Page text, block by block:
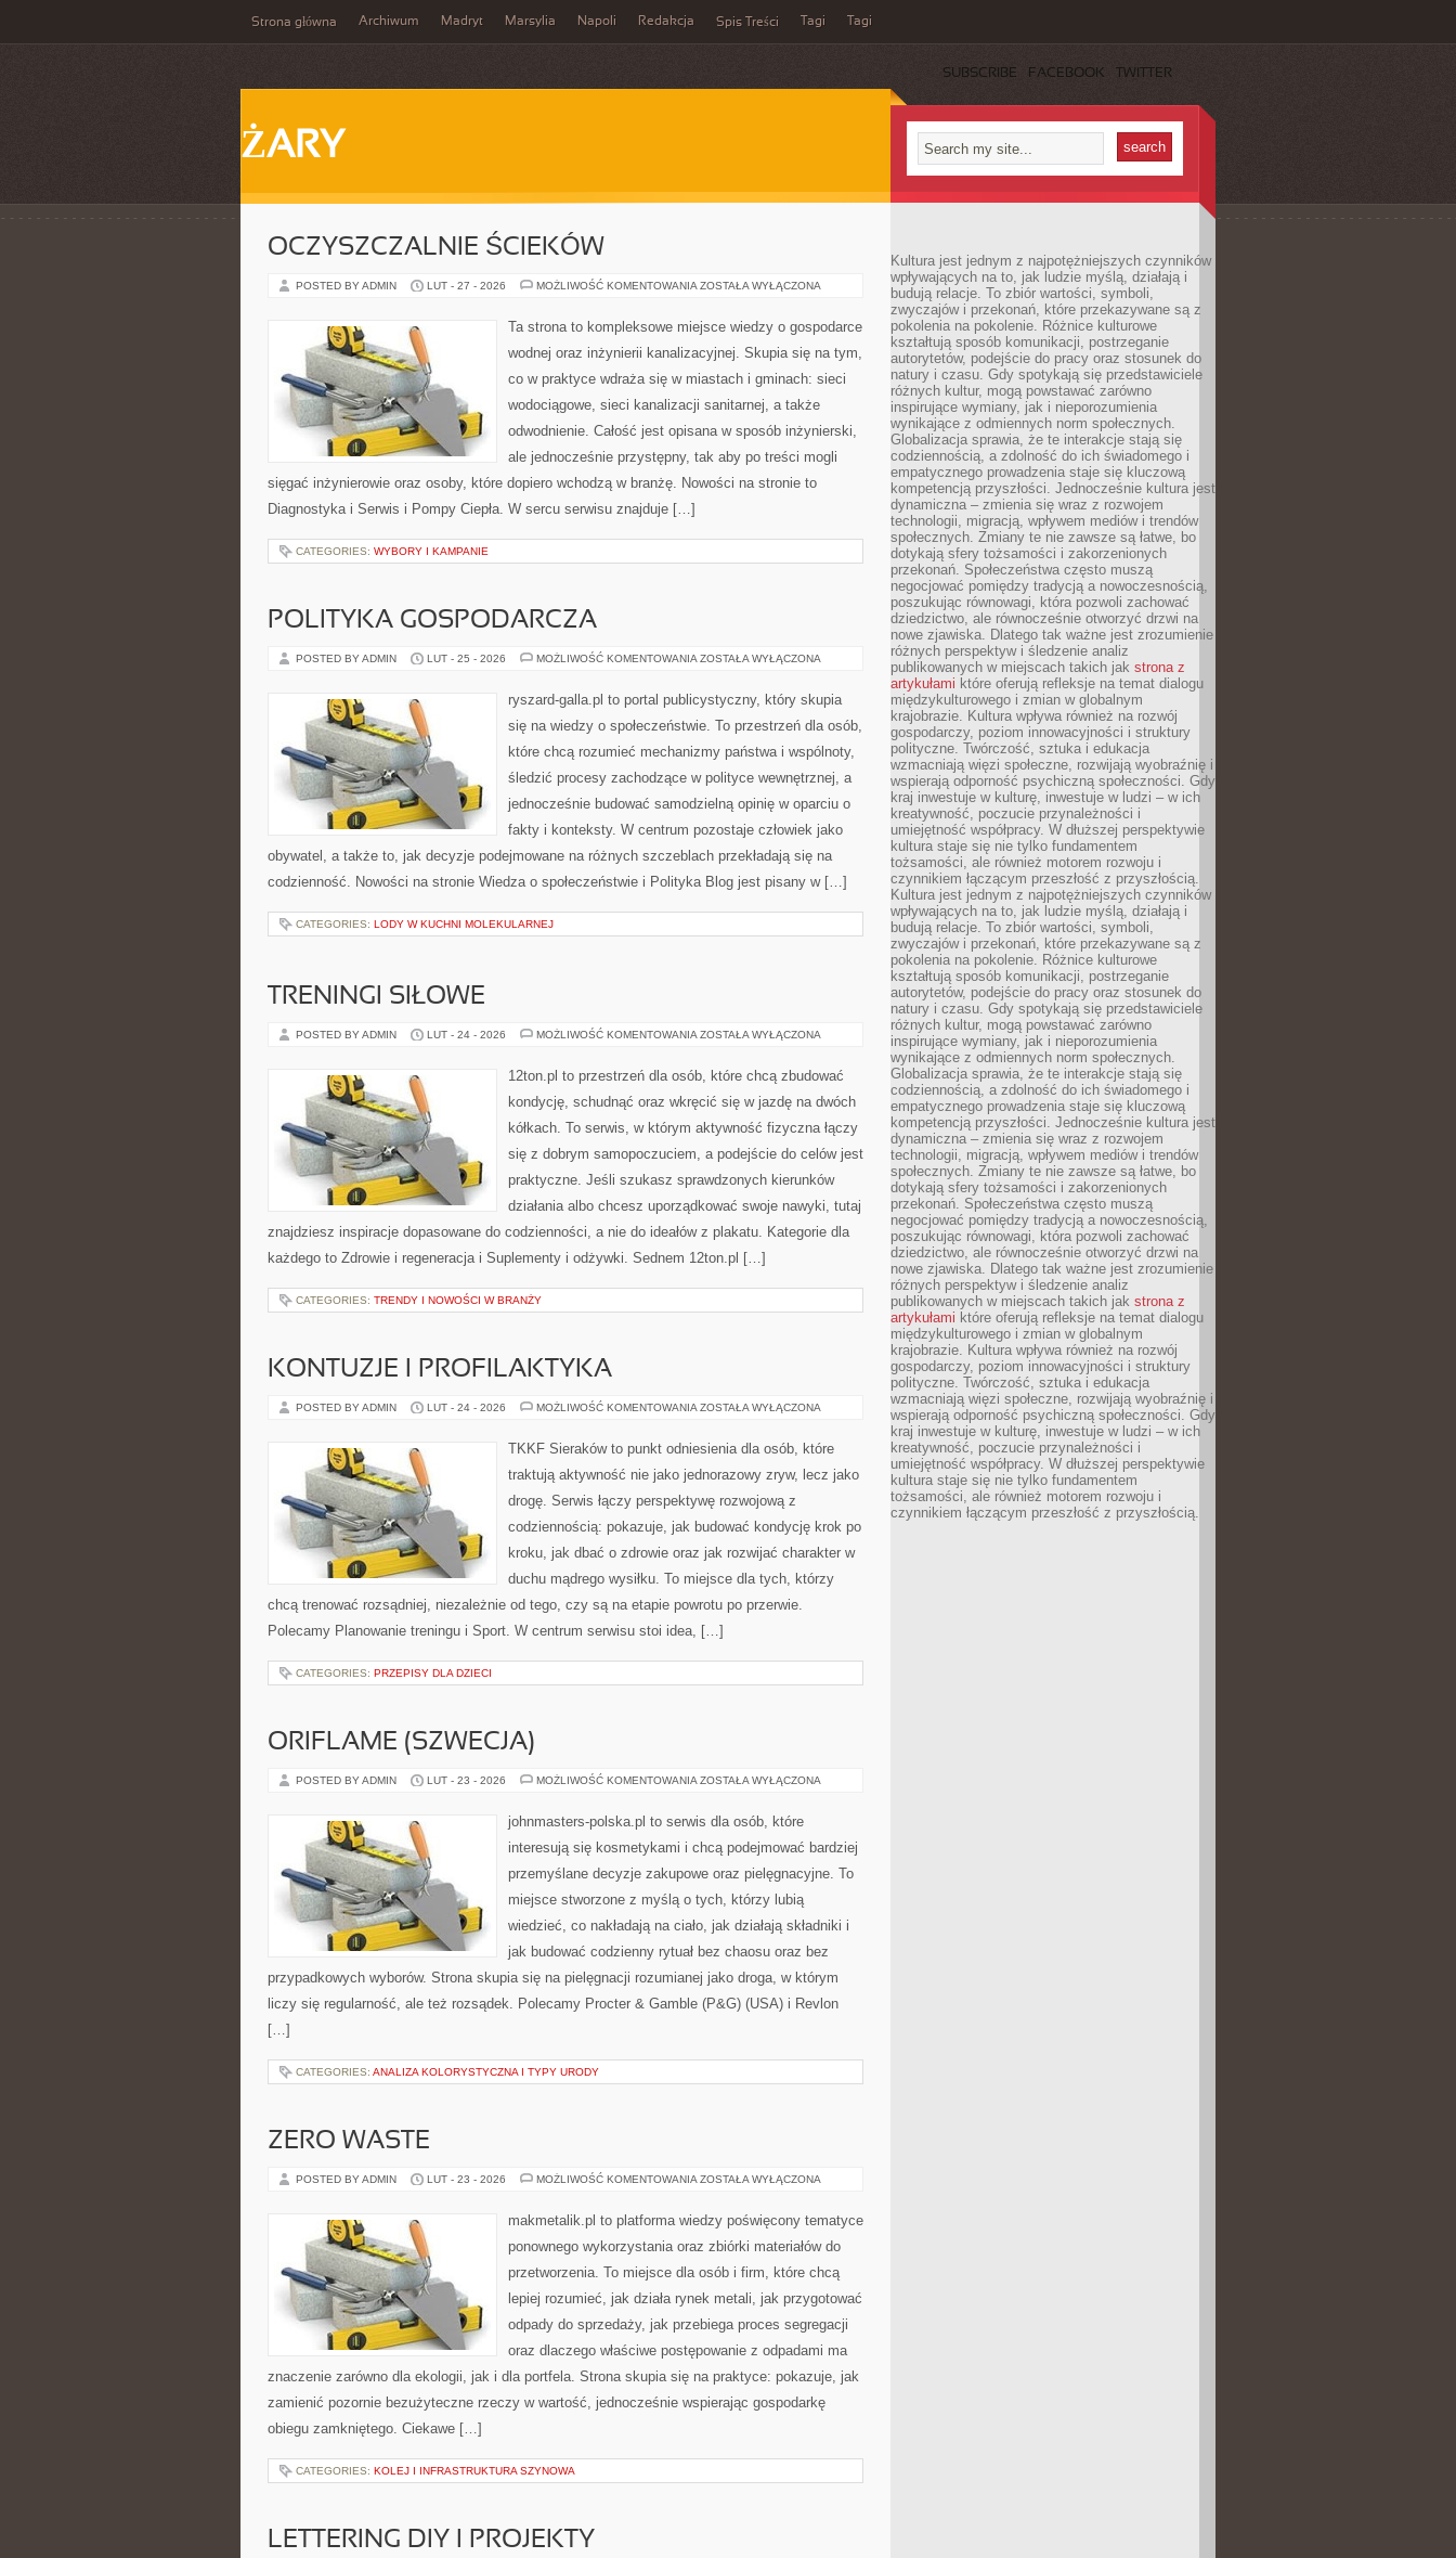
Strona główna Archiwum Madryt Marsylia Napoli Redakcja Spis Treści Tagi Tagi
SUBSCRIBE FACEBOOK TWITTER
ŻARY
OCZYSZCZALNIE ŚCIEKÓW
POSTED BY ADMIN LUT - 27 - 2026 MOŻLIWOŚĆ KOMENTOWANIA OCZYSZCZALNIE
ZOSTAŁA WYŁĄCZONA
Ta strona to kompleksowe miejsce wiedzy o gospodarce
wodnej oraz inżynierii kanalizacyjnej. Skupia się na tym,
co w praktyce wdraża się w miastach i gminach: sieci
wodociągowe, sieci kanalizacji sanitarnej, a także
odwodnienie. Całość jest opisana w sposób inżynierski,
ale jednocześnie przystępny, tak aby po treści mogli
sięgać inżynierowie oraz osoby, które dopiero wchodzą w branżę. Nowości na stronie to
Diagnostyka i Serwis i Pompy Ciepła. W sercu serwisu znajduje […]
CATEGORIES: WYBORY I KAMPANIE
POLITYKA GOSPODARCZA
POSTED BY ADMIN LUT - 25 - 2026 MOŻLIWOŚĆ KOMENTOWANIA POLITYKA
ZOSTAŁA WYŁĄCZONA
ryszard-galla.pl to portal publicystyczny, który skupia
się na wiedzy o społeczeństwie. To przestrzeń dla osób,
które chcą rozumieć mechanizmy państwa i wspólnoty,
śledzić procesy zachodzące w polityce wewnętrznej, a
jednocześnie budować samodzielną opinię w oparciu o
fakty i konteksty. W centrum pozostaje człowiek jako
obywatel, a także to, jak decyzje podejmowane na różnych szczeblach przekładają się na
codzienność. Nowości na stronie Wiedza o społeczeństwie i Polityka Blog jest pisany w […]
CATEGORIES: LODY W KUCHNI MOLEKULARNEJ
TRENINGI SIŁOWE
POSTED BY ADMIN LUT - 24 - 2026 MOŻLIWOŚĆ KOMENTOWANIA TRENINGI
ZOSTAŁA WYŁĄCZONA
12ton.pl to przestrzeń dla osób, które chcą zbudować
kondycję, schudnąć oraz wkręcić się w jazdę na dwóch
kółkach. To serwis, w którym aktywność fizyczna łączy
się z dobrym samopoczuciem, a podejście do celów jest
praktyczne. Jeśli szukasz sprawdzonych kierunków
działania albo chcesz uporządkować swoje nawyki, tutaj
znajdziesz inspiracje dopasowane do codzienności, a nie do ideałów z plakatu. Kategorie dla
każdego to Zdrowie i regeneracja i Suplementy i odżywki. Sednem 12ton.pl […]
CATEGORIES: TRENDY I NOWOŚCI W BRANŻY
KONTUZJE I PROFILAKTYKA
POSTED BY ADMIN LUT - 24 - 2026 MOŻLIWOŚĆ KOMENTOWANIA KONTUZJE
ZOSTAŁA WYŁĄCZONA
TKKF Sieraków to punkt odniesienia dla osób, które
traktują aktywność nie jako jednorazowy zryw, lecz jako
drogę. Serwis łączy perspektywę rozwojową z
codziennością: pokazuje, jak budować kondycję krok po
kroku, jak dbać o zdrowie oraz jak rozwijać charakter w
duchu mądrego wysiłku. To miejsce dla tych, którzy
chcą trenować rozsądniej, niezależnie od tego, czy są na etapie powrotu po przerwie.
Polecamy Planowanie treningu i Sport. W centrum serwisu stoi idea, […]
CATEGORIES: PRZEPISY DLA DZIECI
ORIFLAME (SZWECJA)
POSTED BY ADMIN LUT - 23 - 2026 MOŻLIWOŚĆ KOMENTOWANIA ORIFLAME
ZOSTAŁA WYŁĄCZONA
johnmasters-polska.pl to serwis dla osób, które
interesują się kosmetykami i chcą podejmować bardziej
przemyślane decyzje zakupowe oraz pielęgnacyjne. To
miejsce stworzone z myślą o tych, którzy lubią
wiedzieć, co nakładają na ciało, jak działają składniki i
jak budować codzienny rytuał bez chaosu oraz bez
przypadkowych wyborów. Strona skupia się na pielęgnacji rozumianej jako droga, w którym
liczy się regularność, ale też rozsądek. Polecamy Procter & Gamble (P&G) (USA) i Revlon
[…]
CATEGORIES: ANALIZA KOLORYSTYCZNA I TYPY URODY
ZERO WASTE
POSTED BY ADMIN LUT - 23 - 2026 MOŻLIWOŚĆ KOMENTOWANIA ZERO
ZOSTAŁA WYŁĄCZONA
makmetalik.pl to platforma wiedzy poświęcony tematyce
ponownego wykorzystania oraz zbiórki materiałów do
przetworzenia. To miejsce dla osób i firm, które chcą
lepiej rozumieć, jak działa rynek metali, jak przygotować
odpady do sprzedaży, jak przebiega proces segregacji
oraz dlaczego właściwe postępowanie z odpadami ma
znaczenie zarówno dla ekologii, jak i dla portfela. Strona skupia się na praktyce: pokazuje, jak
zamienić pozornie bezużyteczne rzeczy w wartość, jednocześnie wspierając gospodarkę
obiegu zamkniętego. Ciekawe […]
CATEGORIES: KOLEJ I INFRASTRUKTURA SZYNOWA
LETTERING DIY I PROJEKTY
Kultura jest jednym z najpotężniejszych czynników
wpływających na to, jak ludzie myślą, działają i
budują relacje. To zbiór wartości, symboli,
zwyczajów i przekonań, które przekazywane są z
pokolenia na pokolenie. Różnice kulturowe
kształtują sposób komunikacji, postrzeganie
autorytetów, podejście do pracy oraz stosunek do
natury i czasu. Gdy spotykają się przedstawiciele
różnych kultur, mogą powstawać zarówno
inspirujące wymiany, jak i nieporozumienia
wynikające z odmiennych norm społecznych.
Globalizacja sprawia, że te interakcje stają się
codziennością, a zdolność do ich świadomego i
empatycznego prowadzenia staje się kluczową
kompetencją przyszłości. Jednocześnie kultura jest
dynamiczna – zmienia się wraz z rozwojem
technologii, migracją, wpływem mediów i trendów
społecznych. Zmiany te nie zawsze są łatwe, bo
dotykają sfery tożsamości i zakorzenionych
przekonań. Społeczeństwa często muszą
negocjować pomiędzy tradycją a nowoczesnością,
poszukując równowagi, która pozwoli zachować
dziedzictwo, ale równocześnie otworzyć drzwi na
nowe zjawiska. Dlatego tak ważne jest zrozumienie
różnych perspektyw i śledzenie analiz
publikowanych w miejscach takich jak strona z
artykułami które oferują refleksje na temat dialogu
międzykulturowego i zmian w globalnym
krajobrazie. Kultura wpływa również na rozwój
gospodarczy, poziom innowacyjności i struktury
polityczne. Twórczość, sztuka i edukacja
wzmacniają więzi społeczne, rozwijają wyobraźnię i
wspierają odporność psychiczną społeczności. Gdy
kraj inwestuje w kulturę, inwestuje w ludzi – w ich
kreatywność, poczucie przynależności i
umiejętność współpracy. W dłuższej perspektywie
kultura staje się nie tylko fundamentem
tożsamości, ale również motorem rozwoju i
czynnikiem łączącym przeszłość z przyszłością.
Kultura jest jednym z najpotężniejszych czynników
wpływających na to, jak ludzie myślą, działają i
budują relacje. To zbiór wartości, symboli,
zwyczajów i przekonań, które przekazywane są z
pokolenia na pokolenie. Różnice kulturowe
kształtują sposób komunikacji, postrzeganie
autorytetów, podejście do pracy oraz stosunek do
natury i czasu. Gdy spotykają się przedstawiciele
różnych kultur, mogą powstawać zarówno
inspirujące wymiany, jak i nieporozumienia
wynikające z odmiennych norm społecznych.
Globalizacja sprawia, że te interakcje stają się
codziennością, a zdolność do ich świadomego i
empatycznego prowadzenia staje się kluczową
kompetencją przyszłości. Jednocześnie kultura jest
dynamiczna – zmienia się wraz z rozwojem
technologii, migracją, wpływem mediów i trendów
społecznych. Zmiany te nie zawsze są łatwe, bo
dotykają sfery tożsamości i zakorzenionych
przekonań. Społeczeństwa często muszą
negocjować pomiędzy tradycją a nowoczesnością,
poszukując równowagi, która pozwoli zachować
dziedzictwo, ale równocześnie otworzyć drzwi na
nowe zjawiska. Dlatego tak ważne jest zrozumienie
różnych perspektyw i śledzenie analiz
publikowanych w miejscach takich jak strona z
artykułami które oferują refleksje na temat dialogu
międzykulturowego i zmian w globalnym
krajobrazie. Kultura wpływa również na rozwój
gospodarczy, poziom innowacyjności i struktury
polityczne. Twórczość, sztuka i edukacja
wzmacniają więzi społeczne, rozwijają wyobraźnię i
wspierają odporność psychiczną społeczności. Gdy
kraj inwestuje w kulturę, inwestuje w ludzi – w ich
kreatywność, poczucie przynależności i
umiejętność współpracy. W dłuższej perspektywie
kultura staje się nie tylko fundamentem
tożsamości, ale również motorem rozwoju i
czynnikiem łączącym przeszłość z przyszłością.